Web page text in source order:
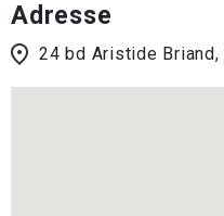
Adresse
24 bd Aristide Briand,